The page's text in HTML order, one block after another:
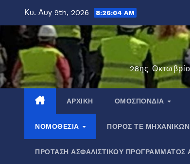
περιεχόμενο
Κυ. Αυγ 9th, 2026 8:26:05 AM
28ης
ΑΡΧΙΚΉ ΟΜΟΣΠΟΝΔΊΑ
ΝΟΜΟΘΕΣΊΑ ΠΌΡΟΣ ΤΕ ΜΗΧΑΝΙΚΏΝ
ΠΡΟΤΑΣΗ ΑΣΦΑΛΙΣΤΙΚΟΥ